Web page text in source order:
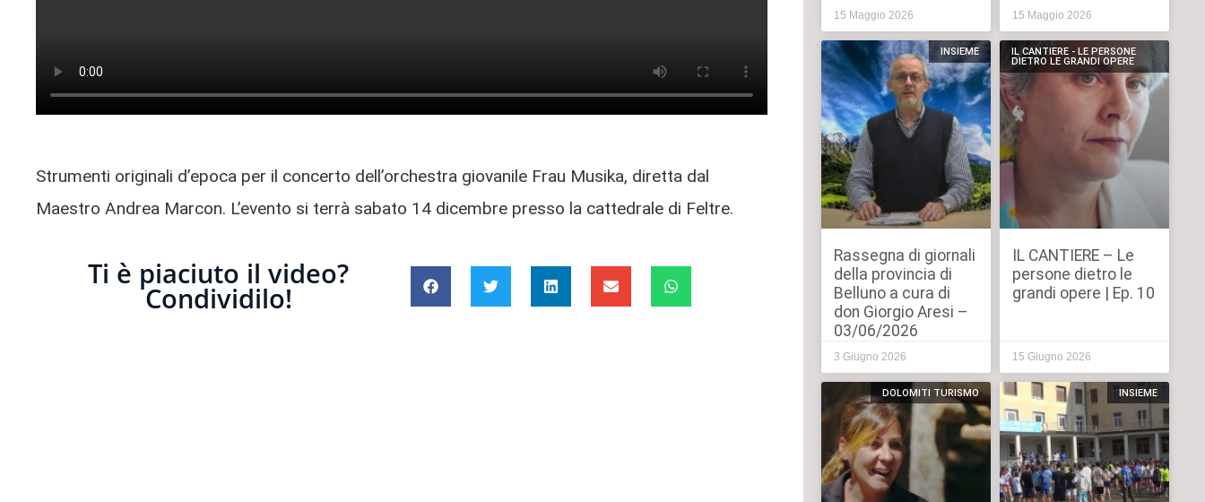
Strumenti originali d’epoca per il concerto dell’orchestra giovanile Frau Musika, diretta dal
Maestro Andrea Marcon. L’evento si terrà sabato 14 dicembre presso la cattedrale di Feltre.
Ti è piaciuto il video?
Condividilo!
15 Maggio 2026 15 Maggio 2026
INSIEME
Rassegna di giornali
della provincia di
Belluno a cura di
don Giorgio Aresi –
03/06/2026
3 Giugno 2026
IL CANTIERE - LE PERSONE
DIETRO LE GRANDI OPERE
IL CANTIERE – Le
persone dietro le
grandi opere | Ep. 10
15 Giugno 2026
DOLOMITI TURISMO INSIEME